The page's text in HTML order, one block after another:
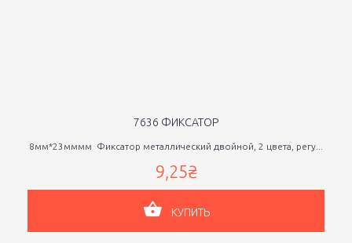
7636 ФИКСАТОР
8мм*23мммм Фиксатор металлический двойной, 2 цвета, регу...
9,25₴
КУПИТЬ